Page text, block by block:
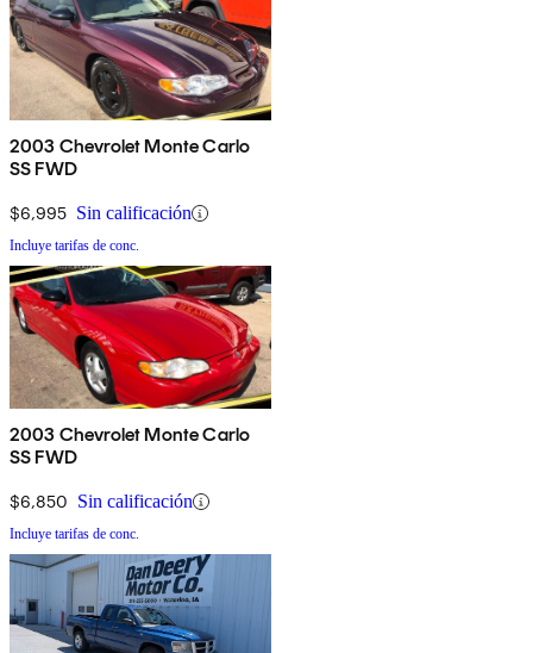
2003 Chevrolet Monte Carlo
SS FWD
$6,995 Sin calificación
Incluye tarifas de conc.
2003 Chevrolet Monte Carlo
SS FWD
$6,850 Sin calificación
Incluye tarifas de conc.